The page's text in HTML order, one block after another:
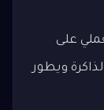
على
ويطور